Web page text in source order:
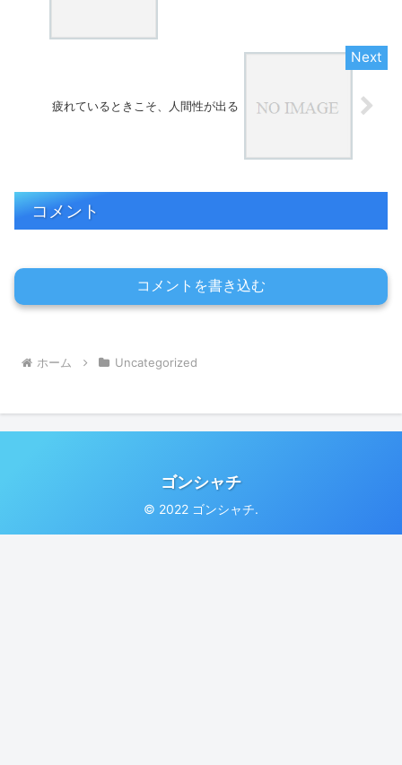
疲れているときこそ、人間性が出る
コメント
コメントを書き込む
ホーム Uncategorized
ゴンシャチ
© 2022 ゴンシャチ.